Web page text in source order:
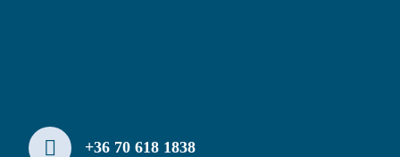
+36 70 618 1838